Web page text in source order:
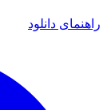
راهنمای دانلود